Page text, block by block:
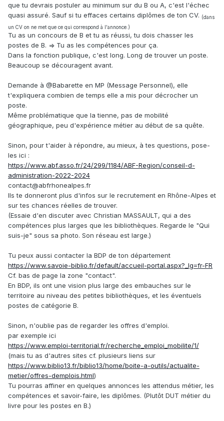
que tu devrais postuler au minimum sur du B ou A, c'est l'échec
quasi assuré. Sauf si tu effaces certains diplômes de ton CV. (dans
un CV on ne met que ce qui correspond à l'annonce.)
Tu as un concours de B et tu as réussi, tu dois chasser les
postes de B. => Tu as les compétences pour ça.
Dans la fonction publique, c'est long. Long de trouver un poste.
Beaucoup se découragent avant.
Demande à @Babarette en MP (Message Personnel), elle
t'expliquera combien de temps elle a mis pour décrocher un
poste.
Même problématique que la tienne, pas de mobilité
géographique, peu d'expérience métier au début de sa quête.
Sinon, pour t'aider à répondre, au mieux, à tes questions, pose-
les ici :
https://www.abf.asso.fr/24/299/1184/ABF-Region/conseil-d-
administration-2022-2024
contact@abfrhonealpes.fr
Ils te donneront plus d'infos sur le recrutement en Rhône-Alpes et
sur tes chances réelles de trouver.
(Essaie d'en discuter avec Christian MASSAULT, qui a des
compétences plus larges que les bibliothèques. Regarde le "Qui
suis-je" sous sa photo. Son réseau est large.)
Tu peux aussi contacter la BDP de ton département
https://www.savoie-biblio.fr/default/accueil-portal.aspx?_lg=fr-FR
Cf. bas de page la zone "contact".
En BDP, ils ont une vision plus large des embauches sur le
territoire au niveau des petites bibliothèques, et les éventuels
postes de catégorie B.
Sinon, n'oublie pas de regarder les offres d'emploi.
par exemple ici
https://www.emploi-territorial.fr/recherche_emploi_mobilite/1/
(mais tu as d'autres sites cf. plusieurs liens sur
https://www.biblio13.fr/biblio13/home/boite-a-outils/actualite-
metier/offres-demplois.html)
Tu pourras affiner en quelques annonces les attendus métier, les
compétences et savoir-faire, les diplômes. (Plutôt DUT métier du
livre pour les postes en B.)